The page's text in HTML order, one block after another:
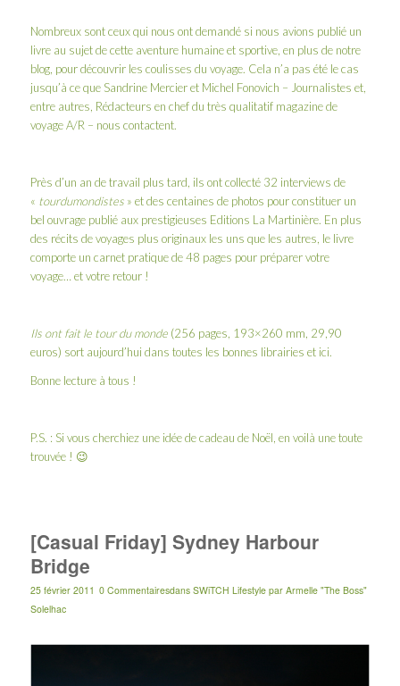
Nombreux sont ceux qui nous ont demandé si nous avions publié un
livre au sujet de cette aventure humaine et sportive, en plus de notre
blog, pour découvrir les coulisses du voyage. Cela n’a pas été le cas
jusqu’à ce que Sandrine Mercier et Michel Fonovich – Journalistes et,
entre autres, Rédacteurs en chef du très qualitatif magazine de
voyage A/R – nous contactent.
Près d’un an de travail plus tard, ils ont collecté 32 interviews de
« tourdumondistes» et des centaines de photos pour constituer un
bel ouvrage publié aux prestigieuses Editions La Martinière. En plus
des récits de voyages plus originaux les uns que les autres, le livre
comporte un carnet pratique de 48 pages pour préparer votre
voyage… et votre retour !
Ils ont fait le tour du monde(256 pages, 193×260 mm, 29,90
euros) sort aujourd’hui dans toutes les bonnes librairies et ici.
Bonne lecture à tous !
P.S. : Si vous cherchiez une idée de cadeau de Noël, en voilà une toute
trouvée ! 😉
[Casual Friday] Sydney Harbour
Bridge
25 février 2011 0 Commentairesdans SWiTCH Lifestyle par Armelle "The Boss"
Solelhac